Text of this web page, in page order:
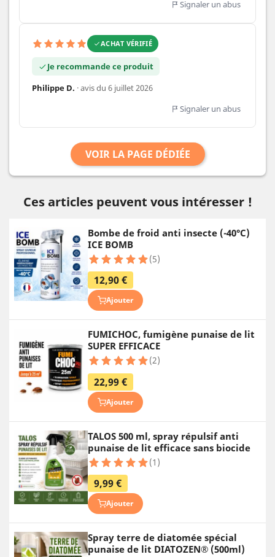
Signaler un abus
ACHAT VÉRIFIÉ
Je recommande ce produit
Philippe D. · avis du 6 juillet 2026
Signaler un abus
VOIR LA PAGE DÉDIÉE
Ces articles peuvent vous intéresser !
Bombe de froid anti insecte (-40°C)
ICE BOMB
(5)
12,90 €
Ajouter
FUMICHOC, fumigène punaise de lit
SUPER EFFICACE
(2)
22,99 €
Ajouter
TALOS 500 ml, spray répulsif anti
punaise de lit efficace sans biocide
(1)
9,99 €
Ajouter
Spray terre de diatomée spécial
punaise de lit DIATOZEN® (500ml)